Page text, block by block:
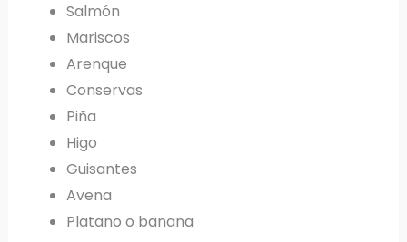
Salmón
Mariscos
Arenque
Conservas
Piña
Higo
Guisantes
Avena
Platano o banana